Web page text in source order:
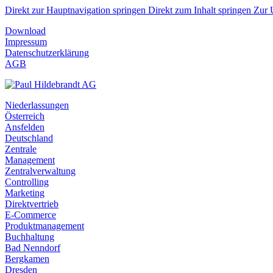
Direkt zur Hauptnavigation springen Direkt zum Inhalt springen Zur
Download
Impressum
Datenschutzerklärung
AGB
Niederlassungen
Österreich
Ansfelden
Deutschland
Zentrale
Management
Zentralverwaltung
Controlling
Marketing
Direktvertrieb
E-Commerce
Produktmanagement
Buchhaltung
Bad Nenndorf
Bergkamen
Dresden